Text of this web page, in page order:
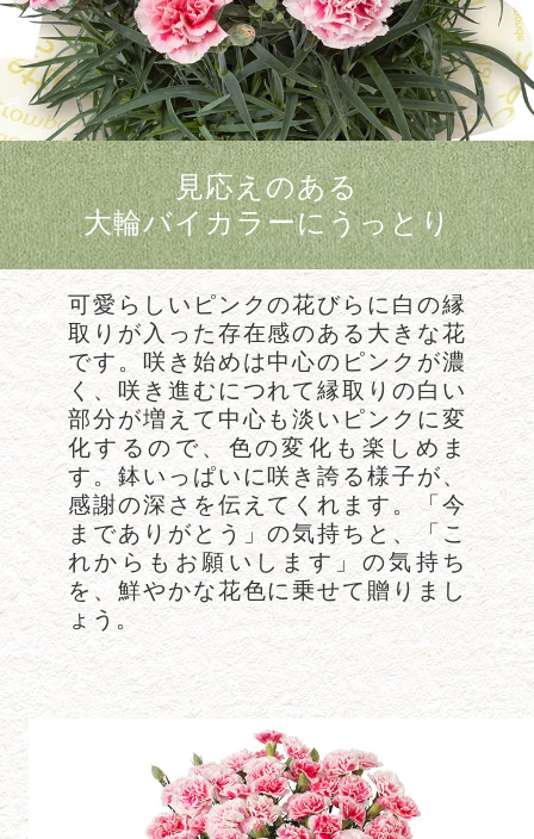
見応えのある
大輪バイカラーにうっとり
可愛らしいピンクの花びらに白の縁
取りが入った存在感のある大きな花
です。咲き始めは中心のピンクが濃
く、咲き進むにつれて縁取りの白い
部分が増えて中心も淡いピンクに変
化するので、色の変化も楽しめま
す。鉢いっぱいに咲き誇る様子が、
感謝の深さを伝えてくれます。「今
までありがとう」の気持ちと、「こ
れからもお願いします」の気持ち
を、鮮やかな花色に乗せて贈りまし
ょう。